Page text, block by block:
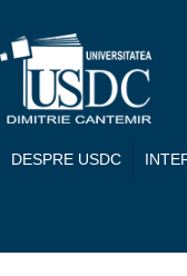
DESPRE USDC